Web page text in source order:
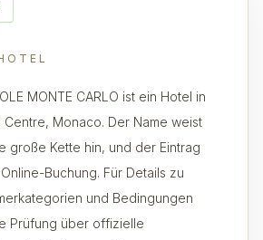
MONTE CARLO ist ein Hotel in
Centre, Monaco. Der Name weist
große Kette hin, und der Eintrag
Buchung. Für Details zu
und Bedingungen
Prüfung über offizielle